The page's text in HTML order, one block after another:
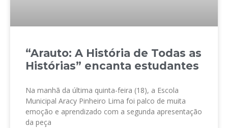
“Arauto: A História de Todas as
Histórias” encanta estudantes
Na manhã da última quinta-feira (18), a Escola
Municipal Aracy Pinheiro Lima foi palco de muita
emoção e aprendizado com a segunda apresentação
da peça